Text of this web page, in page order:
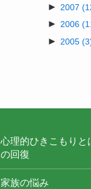
► 2007
► 2006
► 2005
心理的ひきこもりと
の回復
家族の悩み